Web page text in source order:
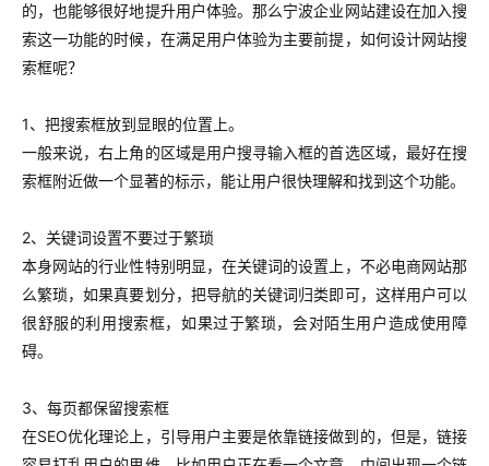
的，也能够很好地提升用户体验。那么宁波企业网站建设在加入搜
索这一功能的时候，在满足用户体验为主要前提，如何设计网站搜
索框呢？
1、把搜索框放到显眼的位置上。
一般来说，右上角的区域是用户搜寻输入框的首选区域，最好在搜
索框附近做一个显著的标示，能让用户很快理解和找到这个功能。
2、关键词设置不要过于繁琐
本身网站的行业性特别明显，在关键词的设置上，不必电商网站那
么繁琐，如果真要划分，把导航的关键词归类即可，这样用户可以
很舒服的利用搜索框，如果过于繁琐，会对陌生用户造成使用障
碍。
3、每页都保留搜索框
在SEO优化理论上，引导用户主要是依靠链接做到的，但是，链接